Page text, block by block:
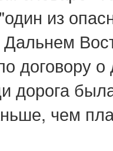
из
Дальнем
договору
дорога
чем